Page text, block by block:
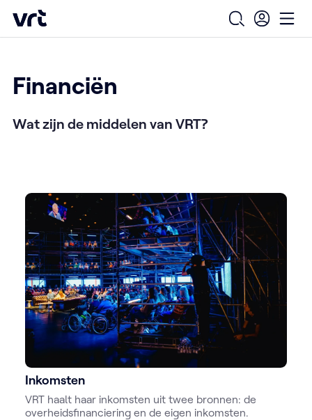
Ga naar de hoofdinhoud
VRT (home)
Open
Home /
Financiën
Wat zijn de middelen van VRT?
Inkomsten
VRT haalt haar inkomsten uit twee bronnen: de
overheidsfinanciering en de eigen inkomsten.